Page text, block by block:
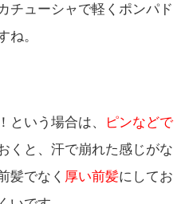
チューシャで軽くポンパド
ね。
という場合は、
ピンなどで
くと、汗で崩れた感じがな
髪でなく 厚い前髪にしてお